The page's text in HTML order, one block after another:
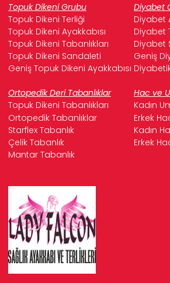
Topuk Dikeni Grubu Diyabet
Topuk Dikeni Terliği
Diyabet
Topuk Dikeni Ayakkabısı
Diyabet
Topuk Dikeni Tabanlıkları
Diyabet
Topuk Dikeni Sandaleti
Geniş
Geniş Topuk Dikeni Ayakkabısı
Ortopedik Deri Tabanlıklar
Hac ve
Topuk Dikeni Tabanlıkları
Kadın
Ortopedik Tabanlıklar
Erkek
Starflex Tabanlık
Kadın
Çelik Tabanlık
Erkek
Mantar Tabanlık